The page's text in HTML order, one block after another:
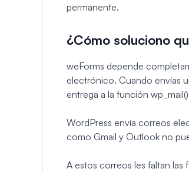
permanente.
¿Cómo soluciono
weForms depende
electrónico. Cuando envías
entrega a la función
WordPress envía correos
como Gmail y Outlook no
A estos correos les faltan las